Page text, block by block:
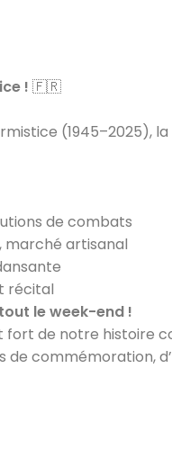
! 🇫🇷
(1945–2025),
de combats
marché artisanal
récital
le week-end !
de notre histoire
de commémoration,